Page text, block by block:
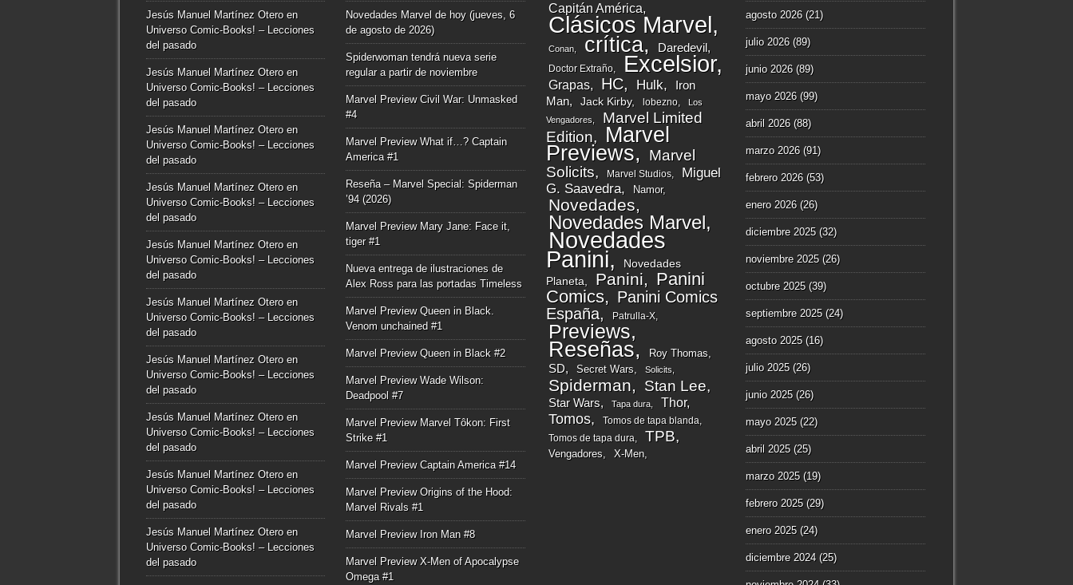
Jesús Manuel Martínez Oteroen
Universo Comic-Books! – Lecciones
del pasado
Jesús Manuel Martínez Oteroen
Universo Comic-Books! – Lecciones
del pasado
Jesús Manuel Martínez Oteroen
Universo Comic-Books! – Lecciones
del pasado
Jesús Manuel Martínez Oteroen
Universo Comic-Books! – Lecciones
del pasado
Jesús Manuel Martínez Oteroen
Universo Comic-Books! – Lecciones
del pasado
Jesús Manuel Martínez Oteroen
Universo Comic-Books! – Lecciones
del pasado
Jesús Manuel Martínez Oteroen
Universo Comic-Books! – Lecciones
del pasado
Jesús Manuel Martínez Oteroen
Universo Comic-Books! – Lecciones
del pasado
Jesús Manuel Martínez Oteroen
Universo Comic-Books! – Lecciones
del pasado
Jesús Manuel Martínez Oteroen
Universo Comic-Books! – Lecciones
del pasado
Novedades Marvel de hoy (jueves, 6
de agosto de 2026)
Spiderwoman tendrá nueva serie
regular a partir de noviembre
Marvel Preview Civil War: Unmasked
#4
Marvel Preview What if…? Captain
America #1
Reseña – Marvel Special: Spiderman
’94 (2026)
Marvel Preview Mary Jane: Face it,
tiger #1
Nueva entrega de ilustraciones de
Alex Ross para las portadas Timeless
Marvel Preview Queen in Black.
Venom unchained #1
Marvel Preview Queen in Black #2
Marvel Preview Wade Wilson:
Deadpool #7
Marvel Preview Marvel Tôkon: First
Strike #1
Marvel Preview Captain America #14
Marvel Preview Origins of the Hood:
Marvel Rivals #1
Marvel Preview Iron Man #8
Marvel Preview X-Men of Apocalypse
Omega #1
Capitán América
Clásicos Marvel
Conan crítica Daredevil
Doctor Extraño Excelsior
Grapas HC Hulk
Iron
Man
Jack Kirby lobezno
Los
Vengadores
Marvel Limited
Edition
Marvel
Previews
Marvel
Solicits
Marvel Studios
Miguel
G. Saavedra
Namor
Novedades
Novedades Marvel
Novedades
Panini
Novedades
Planeta
Panini
Panini
Comics
Panini Comics
España
Patrulla-X
Previews
Reseñas Roy Thomas
SD Secret Wars Solicits
Spiderman Stan Lee
Star Wars Tapa dura Thor
Tomos
Tomos de tapa blanda
Tomos de tapa dura
TPB
Vengadores X-Men
agosto 2026(21)
julio 2026(89)
junio 2026(89)
mayo 2026(99)
abril 2026(88)
marzo 2026(91)
febrero 2026(53)
enero 2026(26)
diciembre 2025(32)
noviembre 2025(26)
octubre 2025(39)
septiembre 2025(24)
agosto 2025(16)
julio 2025(26)
junio 2025(26)
mayo 2025(22)
abril 2025(25)
marzo 2025(19)
febrero 2025(29)
enero 2025(24)
diciembre 2024(25)